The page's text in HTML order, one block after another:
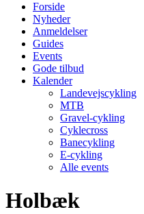
Forside
Nyheder
Anmeldelser
Guides
Events
Gode tilbud
Kalender
Landevejscykling
MTB
Gravel-cykling
Cyklecross
Banecykling
E-cykling
Alle events
Holbæk